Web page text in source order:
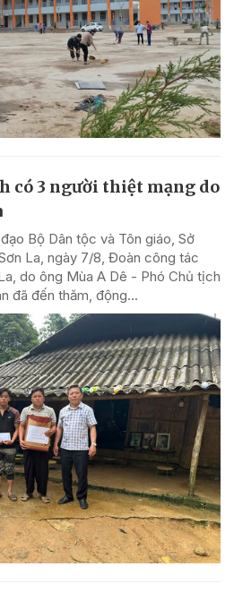
có 3 người thiệt mạng do
Bộ Dân tộc và Tôn giáo, Sở
La, ngày 7/8, Đoàn công tác
do ông Mùa A Dê - Phó Chủ tịch
đã đến thăm, động...